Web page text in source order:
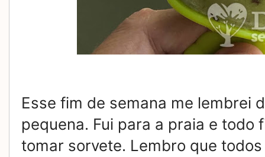
Esse fim de semana me lembrei
pequena. Fui para a praia e
tomar sorvete. Lembro que